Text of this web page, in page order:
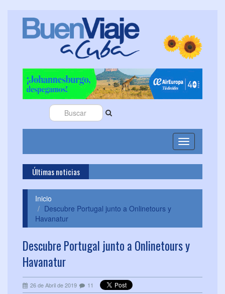
Toggle
navigation
Últimas noticias
Inicio
Descubre Portugal junto a Onlinetours y
Havanatur
Descubre Portugal junto a Onlinetours y
Havanatur
26 de Abril de 2019 11